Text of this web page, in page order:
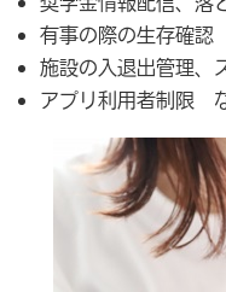
有事の際の生存確認
施設の入退出管理、
アプリ利用者制限